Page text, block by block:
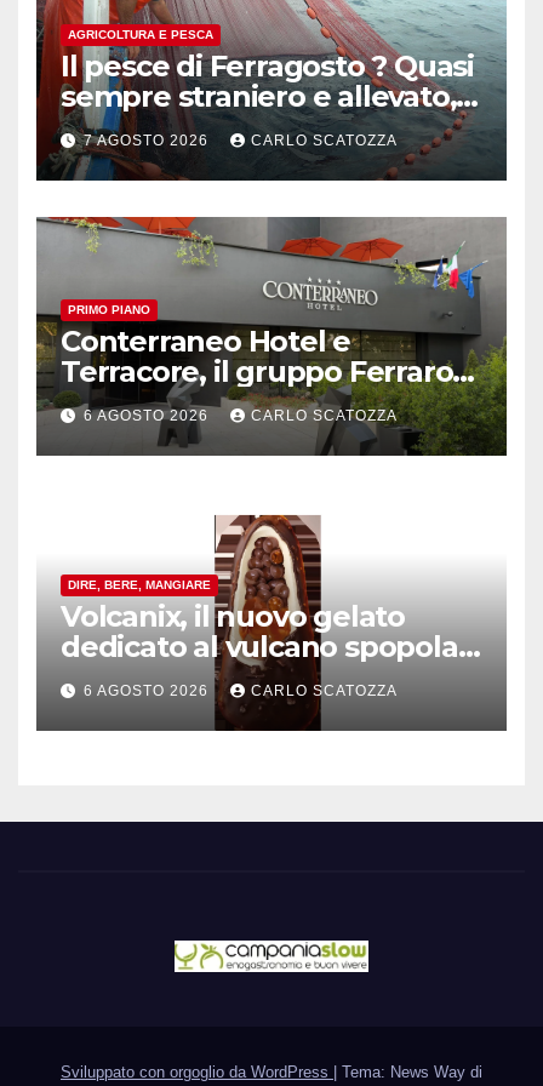
AGRICOLTURA E PESCA
Il pesce di Ferragosto ? Quasi
sempre straniero e allevato,
in sofferenza
7 AGOSTO 2026 CARLO SCATOZZA
PRIMO PIANO
Conterraneo Hotel e
Terracore, il gruppo Ferraro
amplia l’ ospitalità e il gusto
alle porte di Caserta
6 AGOSTO 2026 CARLO SCATOZZA
DIRE, BERE, MANGIARE
Volcanix, il nuovo gelato
dedicato al vulcano spopola,
è nato a Caivano
6 AGOSTO 2026 CARLO SCATOZZA
Sviluppato con orgoglio da WordPress Tema: News Way di